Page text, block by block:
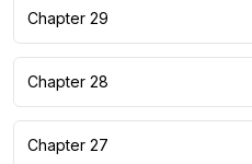
Chapter 29
Chapter 28
Chapter 27